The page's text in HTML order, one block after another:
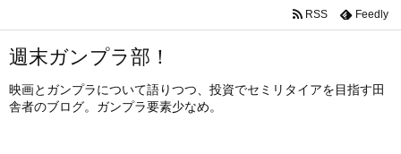
週末ガンプラ部！
映画とガンプラについて語りつつ、投資でセミリタイアを目指す田
舎者のブログ。ガンプラ要素少なめ。
RSS Feedly